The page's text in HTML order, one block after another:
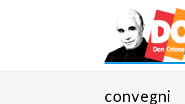
convegni